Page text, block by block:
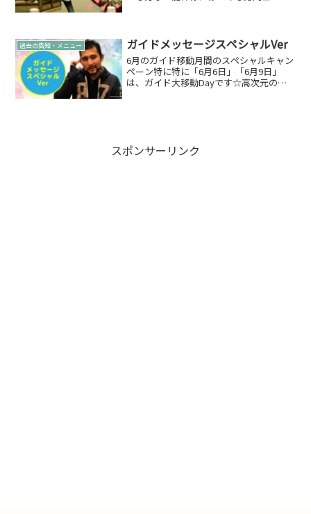
りました龍神様✨と言...
過去の告知・メニュー ガイドメッセージスペシャルVer
6月のガイド移動月間のスペシャルキャン
ペーン特に特に「6月6日」「6月9日」
は、ガイド大移動Dayです☆高次元のガ
スポンサーリンク